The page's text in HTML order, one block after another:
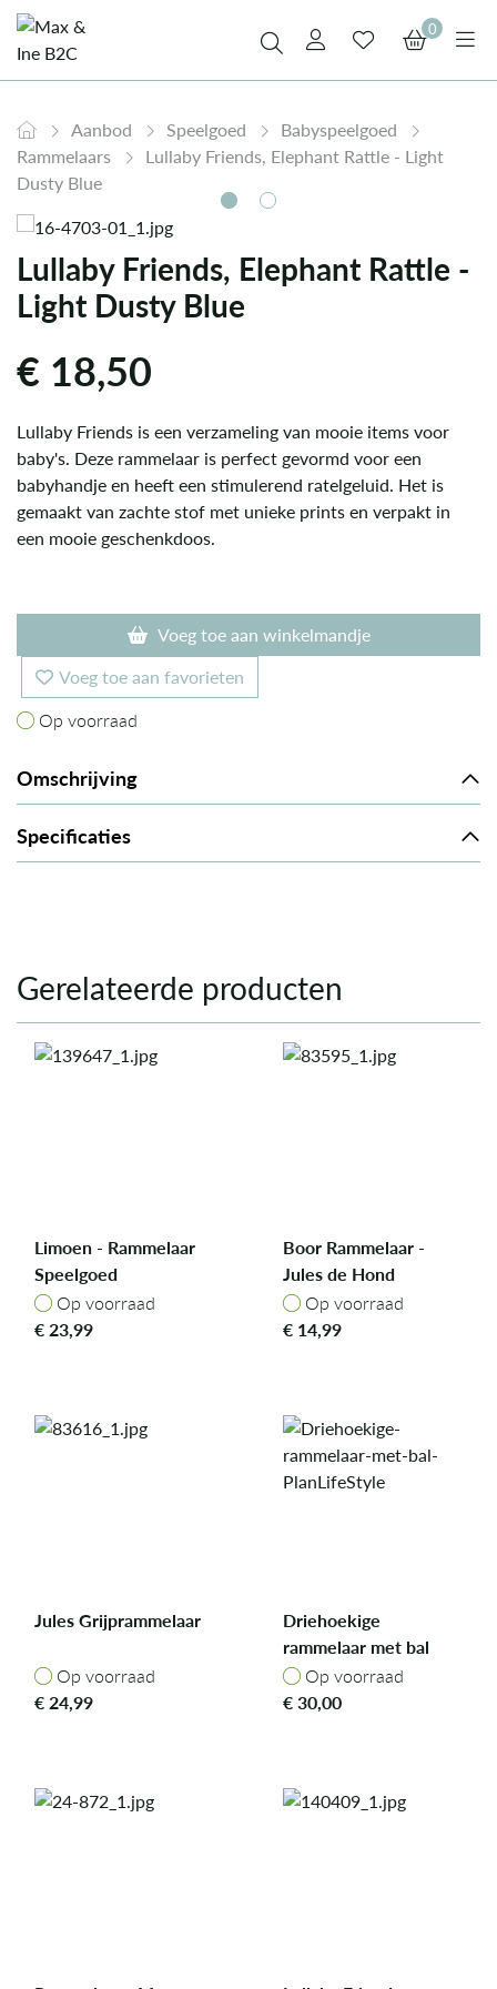
0
Aanbod Speelgoed
Babyspeelgoed
Rammelaars
Lullaby Friends, Elephant Rattle - Light
Dusty Blue
Lullaby Friends, Elephant Rattle -
Light Dusty Blue
€ 18,50
Lullaby Friends is een verzameling van mooie items voor
baby's. Deze rammelaar is perfect gevormd voor een
babyhandje en heeft een stimulerend ratelgeluid. Het is
gemaakt van zachte stof met unieke prints en verpakt in
een mooie geschenkdoos.
Voeg toe aan winkelmandje
Voeg toe aan favorieten
Op voorraad
Op voorraad
Omschrijving
Specificaties
Gerelateerde producten
Limoen - Rammelaar
Speelgoed
Op voorraad
Op voorraad
€23,99
Boor Rammelaar -
Jules de Hond
Op voorraad
Op voorraad
€ 14,99
Jules Grijprammelaar
Op voorraad
Op voorraad
€24,99
Driehoekige
rammelaar met bal
PlanLifeStyle
Op voorraad
Op voorraad
€30,00